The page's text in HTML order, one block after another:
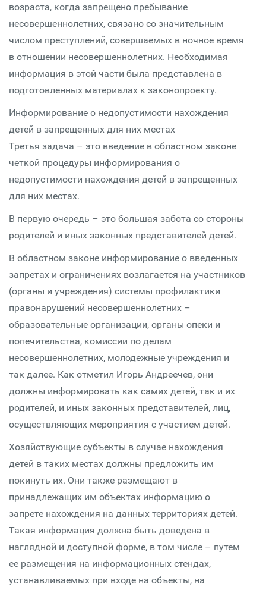
возраста, когда запрещено пребывание
несовершеннолетних, связано со значительным
числом преступлений, совершаемых в ночное время
в отношении несовершеннолетних. Необходимая
информация в этой части была представлена в
подготовленных материалах к законопроекту.
Информирование о недопустимости нахождения
детей в запрещенных для них местах
Третья задача – это введение в областном законе
четкой процедуры информирования о
недопустимости нахождения детей в запрещенных
для них местах.
В первую очередь – это большая забота со стороны
родителей и иных законных представителей детей.
В областном законе информирование о введенных
запретах и ограничениях возлагается на участников
(органы и учреждения) системы профилактики
правонарушений несовершеннолетних –
образовательные организации, органы опеки и
попечительства, комиссии по делам
несовершеннолетних, молодежные учреждения и
так далее. Как отметил Игорь Андреечев, они
должны информировать как самих детей, так и их
родителей, и иных законных представителей, лиц,
осуществляющих мероприятия с участием детей.
Хозяйствующие субъекты в случае нахождения
детей в таких местах должны предложить им
покинуть их. Они также размещают в
принадлежащих им объектах информацию о
запрете нахождения на данных территориях детей.
Такая информация должна быть доведена в
наглядной и доступной форме, в том числе – путем
ее размещения на информационных стендах,
устанавливаемых при входе на объекты, на